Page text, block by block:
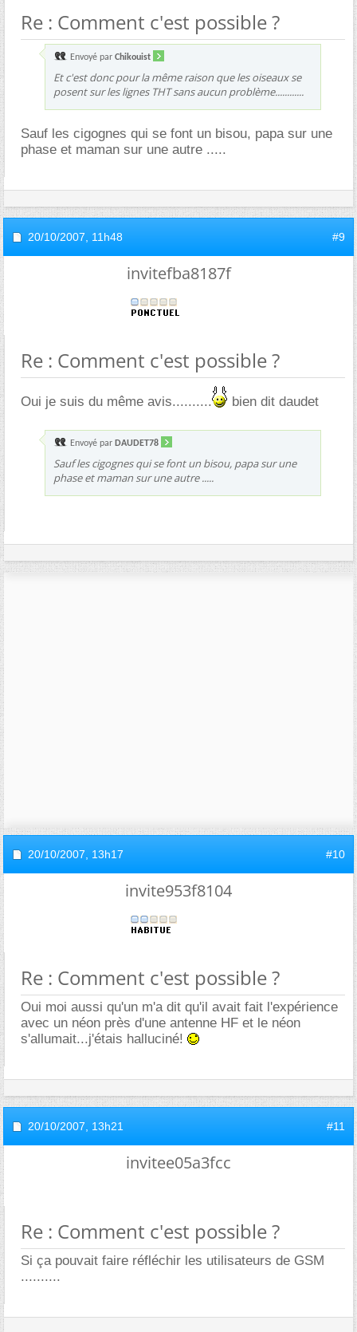
Re : Comment c'est possible ?
Envoyé par Chikouist
Et c'est donc pour la même raison que les oiseaux se
posent sur les lignes THT sans aucun problème............
Sauf les cigognes qui se font un bisou, papa sur une
phase et maman sur une autre .....
20/10/2007, 11h48 #9
invitefba8187f
Re : Comment c'est possible ?
Oui je suis du même avis.......... bien dit daudet
Envoyé par DAUDET78
Sauf les cigognes qui se font un bisou, papa sur une
phase et maman sur une autre .....
20/10/2007, 13h17 #10
invite953f8104
Re : Comment c'est possible ?
Oui moi aussi qu'un m'a dit qu'il avait fait l'expérience
avec un néon près d'une antenne HF et le néon
s'allumait...j'étais halluciné!
20/10/2007, 13h21 #11
invitee05a3fcc
Re : Comment c'est possible ?
Si ça pouvait faire réfléchir les utilisateurs de GSM
..........